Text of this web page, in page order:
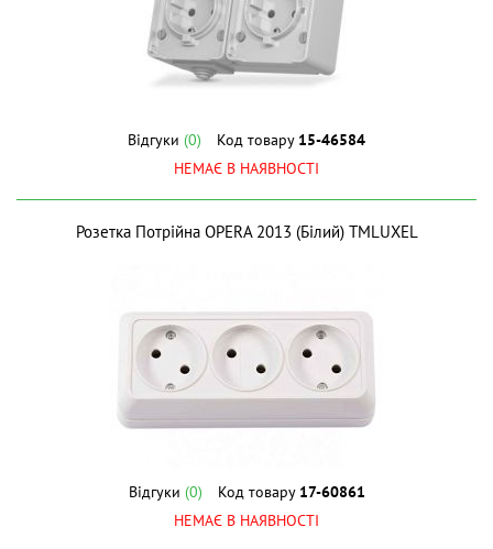
Відгуки (0) Код товару 15-46584
НЕМАЄ В НАЯВНОСТІ
Розетка Потрійна OPERA 2013 (Білий) ТМLUXEL
Відгуки (0) Код товару 17-60861
НЕМАЄ В НАЯВНОСТІ